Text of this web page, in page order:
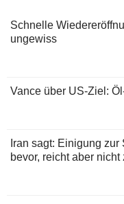
Schnelle
ungewiss
Vance über US-Ziel:
Iran sagt: Einigung
bevor, reicht aber